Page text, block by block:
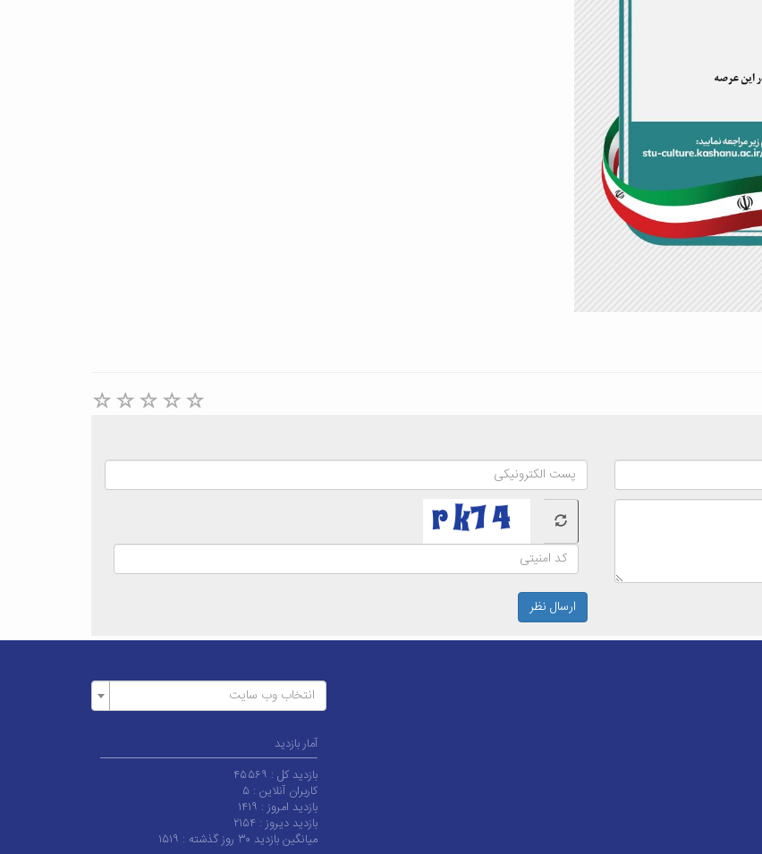
ارسال نظر
انتخاب وب سایت
آمار بازدید
بازدید کل : ۴۵۵۶۹
کاربران آنلاین :۵
بازدید امروز : ۱۴۱۹
بازدید دیروز : ۲۱۵۴
میانگین بازدید ۳۰ روز گذشته :
۱۵۱۹